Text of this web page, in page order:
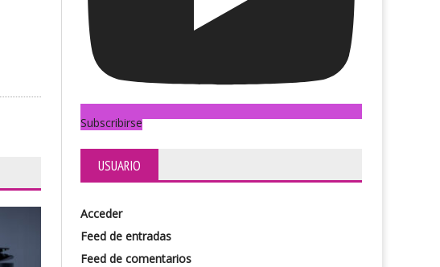
Mosquitas muertas
Subscribirse
USUARIO
Acceder
Feed de entradas
Feed de comentarios